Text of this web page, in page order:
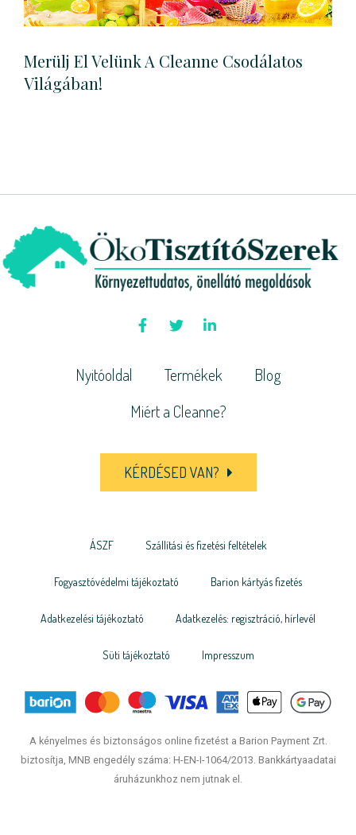
Merülj El Velünk A Cleanne Csodálatos
Világában!
Nyitóoldal Termékek
Blog
Miért a Cleanne?
KÉRDÉSED VAN?
ÁSZF Szállítási és fizetési feltételek
Fogyasztóvédelmi tájékoztató Barion kártyás fizetés
Adatkezelési tájékoztató Adatkezelés: regisztráció, hírlevél
Süti tájékoztató Impresszum
A kényelmes és biztonságos online fizetést a Barion Payment Zrt.
biztosítja, MNB engedély száma: H-EN-I-1064/2013. Bankkártyaadatai
áruházunkhoz nem jutnak el.